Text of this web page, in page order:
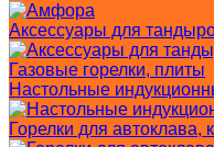
Аксессуары для
Газовые горелки, плиты
Настольные
Горелки для автоклава,